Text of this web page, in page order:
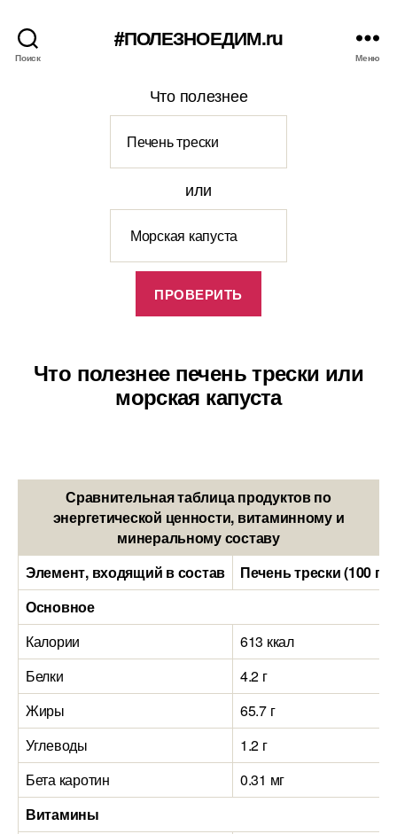
Поиск
#ПОЛЕЗНОЕДИМ.ru
Меню
Что полезнее
или
Что полезнее печень трески или
морская капуста
Сравнительная таблица продуктов по
энергетической ценности, витаминному и
минеральному составу
Элемент, входящий в состав
Печень трески (100
Основное
Калории
613 ккал
Белки
4.2 г
Жиры
65.7 г
Углеводы
1.2 г
Бета каротин
0.31 мг
Витамины